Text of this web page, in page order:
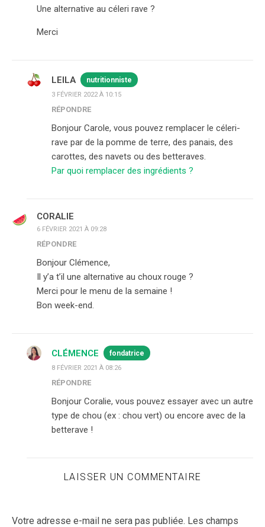
Une alternative au céleri rave ?
Merci
LEILA nutritionniste
3 FÉVRIER 2022 À 10:15
RÉPONDRE
Bonjour Carole, vous pouvez remplacer le céleri-
rave par de la pomme de terre, des panais, des
carottes, des navets ou des betteraves.
Par quoi remplacer des ingrédients ?
CORALIE
6 FÉVRIER 2021 À 09:28
RÉPONDRE
Bonjour Clémence,
Il y’a t’il une alternative au choux rouge ?
Merci pour le menu de la semaine !
Bon week-end.
CLÉMENCE fondatrice
8 FÉVRIER 2021 À 08:26
RÉPONDRE
Bonjour Coralie, vous pouvez essayer avec un autre
type de chou (ex : chou vert) ou encore avec de la
betterave !
LAISSER UN COMMENTAIRE
Votre adresse e-mail ne sera pas publiée. Les champs